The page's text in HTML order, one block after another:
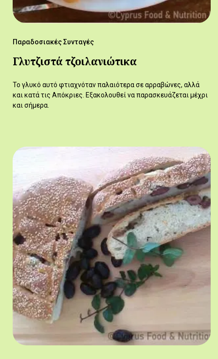
Παραδοσιακές Συνταγές
Γλυτζιστά τζοιλανιώτικα
Το γλυκό αυτό φτιαχνόταν παλαιότερα σε αρραβώνες, αλλά
και κατά τις Απόκριες. Εξακολουθεί να παρασκευάζεται μέχρι
και σήμερα.